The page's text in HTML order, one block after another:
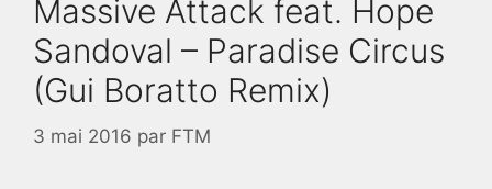
Massive Attack feat. Hope
Sandoval – Paradise Circus
(Gui Boratto Remix)
3 mai 2016 par FTM